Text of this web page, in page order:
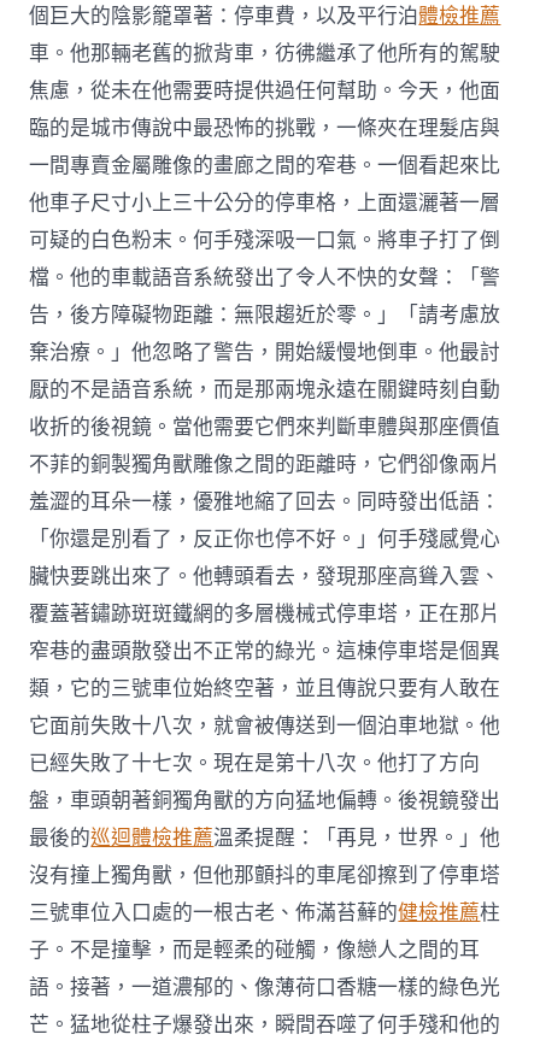
個巨大的陰影籠罩著：停車費，以及平行泊體檢推薦
車。他那輛老舊的掀背車，彷彿繼承了他所有的駕駛
焦慮，從未在他需要時提供過任何幫助。今天，他面
臨的是城市傳說中最恐怖的挑戰，一條夾在理髮店與
一間專賣金屬雕像的畫廊之間的窄巷。一個看起來比
他車子尺寸小上三十公分的停車格，上面還灑著一層
可疑的白色粉末。何手殘深吸一口氣。將車子打了倒
檔。他的車載語音系統發出了令人不快的女聲：「警
告，後方障礙物距離：無限趨近於零。」「請考慮放
棄治療。」他忽略了警告，開始緩慢地倒車。他最討
厭的不是語音系統，而是那兩塊永遠在關鍵時刻自動
收折的後視鏡。當他需要它們來判斷車體與那座價值
不菲的銅製獨角獸雕像之間的距離時，它們卻像兩片
羞澀的耳朵一樣，優雅地縮了回去。同時發出低語：
「你還是別看了，反正你也停不好。」何手殘感覺心
臟快要跳出來了。他轉頭看去，發現那座高聳入雲、
覆蓋著鏽跡斑斑鐵網的多層機械式停車塔，正在那片
窄巷的盡頭散發出不正常的綠光。這棟停車塔是個異
類，它的三號車位始終空著，並且傳說只要有人敢在
它面前失敗十八次，就會被傳送到一個泊車地獄。他
已經失敗了十七次。現在是第十八次。他打了方向
盤，車頭朝著銅獨角獸的方向猛地偏轉。後視鏡發出
最後的巡迴體檢推薦溫柔提醒：「再見，世界。」他
沒有撞上獨角獸，但他那顫抖的車尾卻擦到了停車塔
三號車位入口處的一根古老、佈滿苔蘚的健檢推薦柱
子。不是撞擊，而是輕柔的碰觸，像戀人之間的耳
語。接著，一道濃郁的、像薄荷口香糖一樣的綠色光
芒。猛地從柱子爆發出來，瞬間吞噬了何手殘和他的